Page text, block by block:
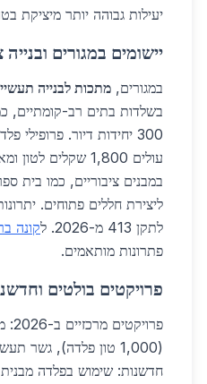
יעילות גבוהה יותר מיציקת בטון ב-40%
יישומים במגורים ובנייה
במגורים, מתכות לבנייה
בשלדות בתים רב-קומתיים,
עולים 1,800 שקלים
במבנים ציבוריים, כמו
ליצירת חללים פתוחים.
לתקן 413 מ-2026. ל
קונה
פתרונות מותאמים.
פרויקטים בולטים